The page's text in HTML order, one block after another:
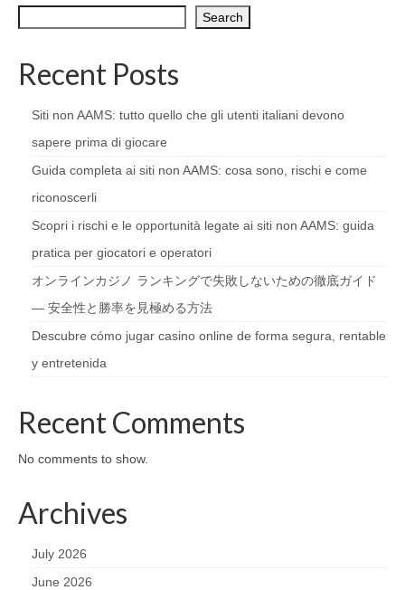
Search
Recent Posts
Siti non AAMS: tutto quello che gli utenti italiani devono
sapere prima di giocare
Guida completa ai siti non AAMS: cosa sono, rischi e come
riconoscerli
Scopri i rischi e le opportunità legate ai siti non AAMS: guida
pratica per giocatori e operatori
オンラインカジノ ランキングで失敗しないための徹底ガイド
— 安全性と勝率を見極める方法
Descubre cómo jugar casino online de forma segura, rentable
y entretenida
Recent Comments
No comments to show.
Archives
July 2026
June 2026